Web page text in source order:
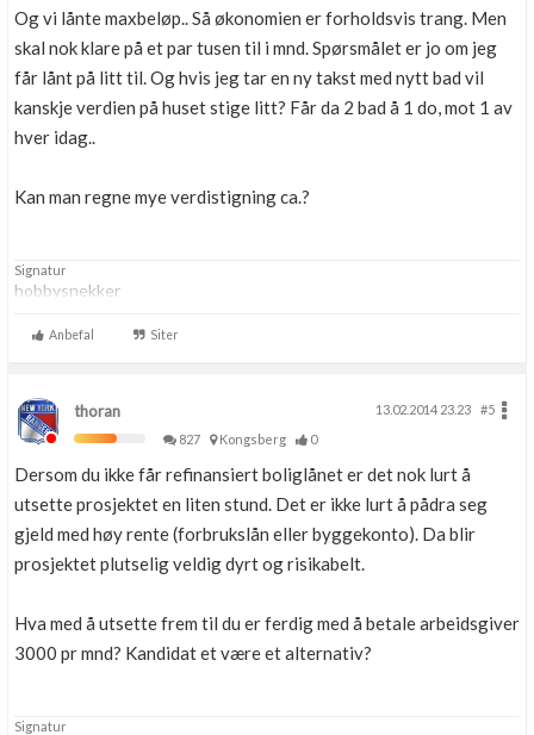
Og vi lånte maxbeløp.. Så økonomien er forholdsvis trang. Men
skal nok klare på et par tusen til i mnd. Spørsmålet er jo om jeg
får lånt på litt til. Og hvis jeg tar en ny takst med nytt bad vil
kanskje verdien på huset stige litt? Får da 2 bad å 1 do, mot 1 av
hver idag..
Kan man regne mye verdistigning ca.?
Signatur
hobbysnekker
Anbefal Siter
thoran 13.02.2014 23.23
#5
827
Kongsberg 0
Dersom du ikke får refinansiert boliglånet er det nok lurt å
utsette prosjektet en liten stund. Det er ikke lurt å pådra seg
gjeld med høy rente (forbrukslån eller byggekonto). Da blir
prosjektet plutselig veldig dyrt og risikabelt.
Hva med å utsette frem til du er ferdig med å betale arbeidsgiver
3000 pr mnd? Kandidat et være et alternativ?
Signatur